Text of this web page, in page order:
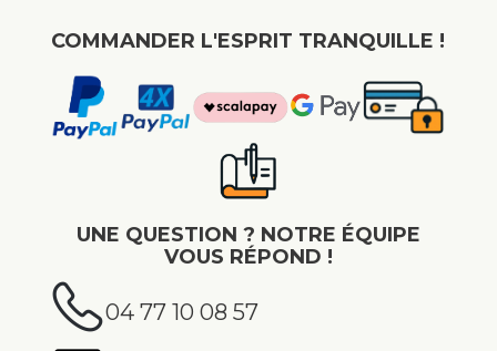
COMMANDER L'ESPRIT TRANQUILLE !
UNE QUESTION ? NOTRE ÉQUIPE
VOUS RÉPOND !
04 77 10 08 57